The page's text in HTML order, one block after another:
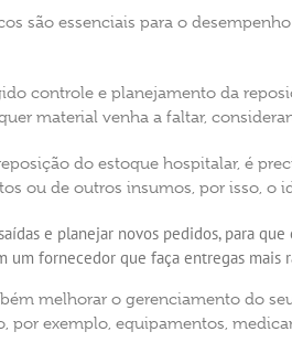
são essenciais para o
controle e planejamento da
material venha a faltar,
do estoque hospitalar, é
ou de outros insumos, por isso, o
e planejar novos pedidos, para
um fornecedor que faça entregas mais
melhorar o gerenciamento do
por exemplo, equipamentos,